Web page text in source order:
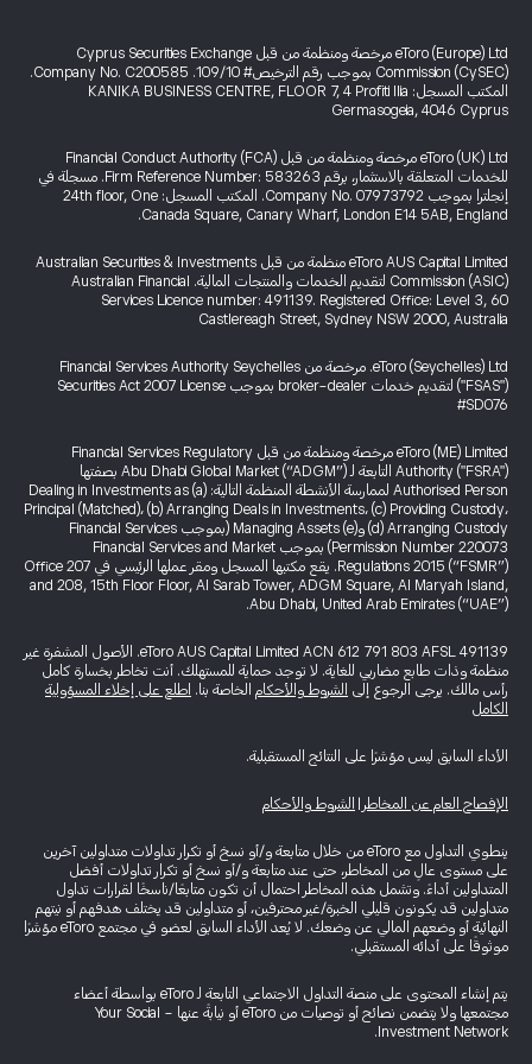
eToro (Europe) Ltd مرخصة ومنظمة من قبل Cyprus Securities Exchange
Commission (CySEC) بموجب رقم الترخيص# 109/10. Company No. C200585.
المكتب المسجل: KANIKA BUSINESS CENTRE, FLOOR 7, 4 Profiti Ilia
Germasogeia, 4046 Cyprus
eToro (UK) Ltd مرخصة ومنظمة من قبل Financial Conduct Authority (FCA)
للخدمات المتعلقة بالاستثمار، برقم Firm Reference Number: 583263. مسجلة في
إنجلترا بموجب Company No. 07973792. المكتب المسجل: 24th floor, One
Canada Square, Canary Wharf, London E14 5AB, England.
eToro AUS Capital Limited منظمة من قبل Australian Securities & Investments
Commission (ASIC) لتقديم الخدمات والمنتجات المالية. Australian Financial
Services Licence number: 491139. Registered Office: Level 3, 60
Castlereagh Street, Sydney NSW 2000, Australia
eToro (Seychelles) Ltd. مرخصة من Financial Services Authority Seychelles
("FSAS") لتقديم خدمات broker-dealer بموجب Securities Act 2007 License
#SD076
eToro (ME) Limited مرخصة ومنظمة من قبل Financial Services Regulatory
Authority ("FSRA") التابعة لـ Abu Dhabi Global Market (“ADGM”) بصفتها
Authorised Person لممارسة الأنشطة المنظمة التالية: (a) Dealing in Investments as
Principal (Matched)، (b) Arranging Deals in Investments، (c) Providing Custody،
(d) Arranging Custody و(e) Managing Assets (بموجب Financial Services
Permission Number 220073) بموجب Financial Services and Market
Regulations 2015 (“FSMR”). يقع مكتبها المسجل ومقر عملها الرئيسي في Office 207
and 208, 15th Floor Floor, Al Sarab Tower, ADGM Square, Al Maryah Island,
Abu Dhabi, United Arab Emirates (“UAE”).
eToro AUS Capital Limited ACN 612 791 803 AFSL 491139. الأصول المشفرة غير
منظمة وذات طابع مضاربي للغاية. لا توجد حماية للمستهلك. أنت تخاطر بخسارة كامل
رأس مالك. يرجى الرجوع إلى الشروط والأحكام الخاصة بنا. اطلع على إخلاء المسؤولية
الكامل
الأداء السابق ليس مؤشرًا على النتائج المستقبلية.
الإفصاح العام عن المخاطر الشروط والأحكام
ينطوي التداول مع eToro من خلال متابعة و/أو نسخ أو تكرار تداولات متداولين آخرين
على مستوى عالٍ من المخاطر، حتى عند متابعة و/أو نسخ أو تكرار تداولات أفضل
المتداولين أداءً. وتشمل هذه المخاطر احتمال أن تكون متابعًا/ناسخًا لقرارات تداول
متداولين قد يكونون قليلي الخبرة/غير محترفين، أو متداولين قد يختلف هدفهم أو نيتهم
النهائية أو وضعهم المالي عن وضعك. لا يُعد الأداء السابق لعضو في مجتمع eToro مؤشرًا
موثوقًا على أدائه المستقبلي.
يتم إنشاء المحتوى على منصة التداول الاجتماعي التابعة لـ eToro بواسطة أعضاء
مجتمعها ولا يتضمن نصائح أو توصيات من eToro أو نيابةً عنها - Your Social
Investment Network.